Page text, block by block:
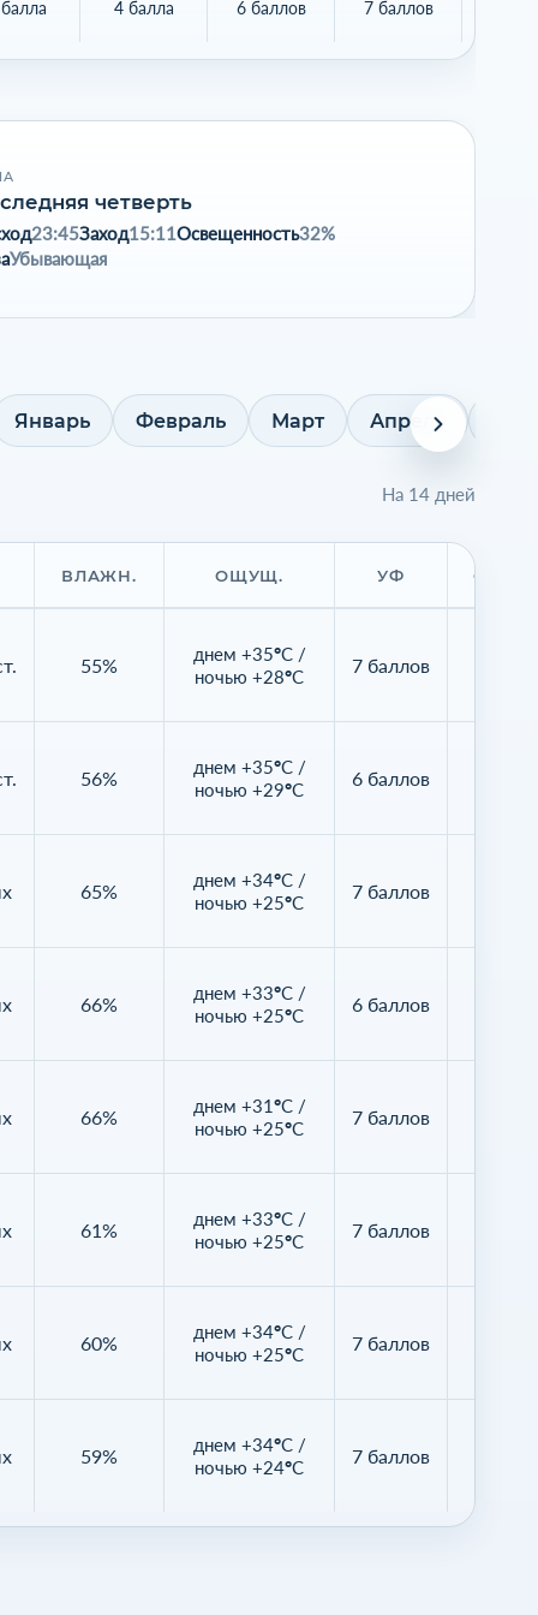
4 балла 6 баллов 7 баллов
четверть
23:45Заход15:11Освещенность32%
Убывающая
Январь Февраль Март Апрель
На 14 дней
ВЛАЖН. ОЩУЩ. УФ
55%
днем +35°C /
ночью +28°C
7 баллов
56%
днем +35°C /
ночью +29°C
6 баллов
65%
днем +34°C /
ночью +25°C
7 баллов
66%
днем +33°C /
ночью +25°C
6 баллов
66%
днем +31°C /
ночью +25°C
7 баллов
61%
днем +33°C /
ночью +25°C
7 баллов
60%
днем +34°C /
ночью +25°C
7 баллов
59%
днем +34°C /
ночью +24°C
7 баллов